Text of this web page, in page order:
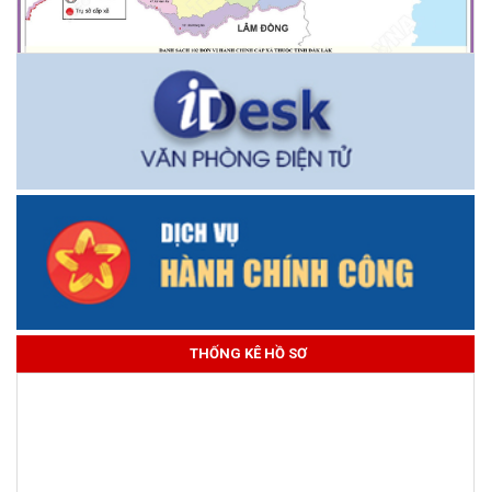
THỐNG KÊ HỒ SƠ